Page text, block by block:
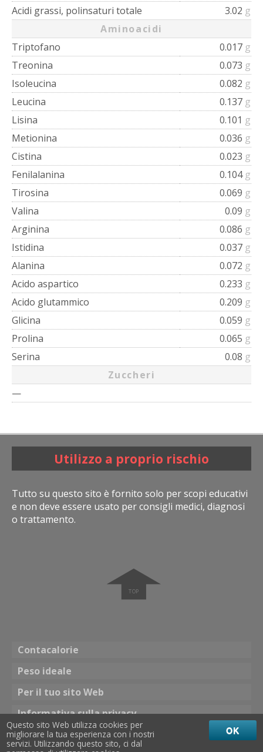
Acidi grassi, polinsaturi totale
3.02 g
Aminoacidi
Triptofano
0.017 g
Treonina
0.073 g
Isoleucina
0.082 g
Leucina
0.137 g
Lisina
0.101 g
Metionina
0.036 g
Cistina
0.023 g
Fenilalanina
0.104 g
Tirosina
0.069 g
Valina
0.09 g
Arginina
0.086 g
Istidina
0.037 g
Alanina
0.072 g
Acido aspartico
0.233 g
Acido glutammico
0.209 g
Glicina
0.059 g
Prolina
0.065 g
Serina
0.08 g
Zuccheri
—
Utilizzo a proprio rischio
Tutto su questo sito è fornito solo per scopi educativi
e non deve essere usato per consigli medici, diagnosi
o trattamento.
➧
Contacalorie
Peso ideale
Per il tuo sito Web
Informativa sulla privacy
Tema
☀ Colore brillante
Questo sito Web utilizza cookies per
migliorare la tua esperienza con i nostri
servizi. Utilizzando questo sito, ci dal
OK